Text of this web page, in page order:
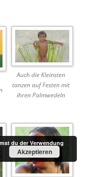
Auch die Kleinsten
tanzen auf Festen mit
ihren Palmwedeln
du der Verwendung
Akzeptieren